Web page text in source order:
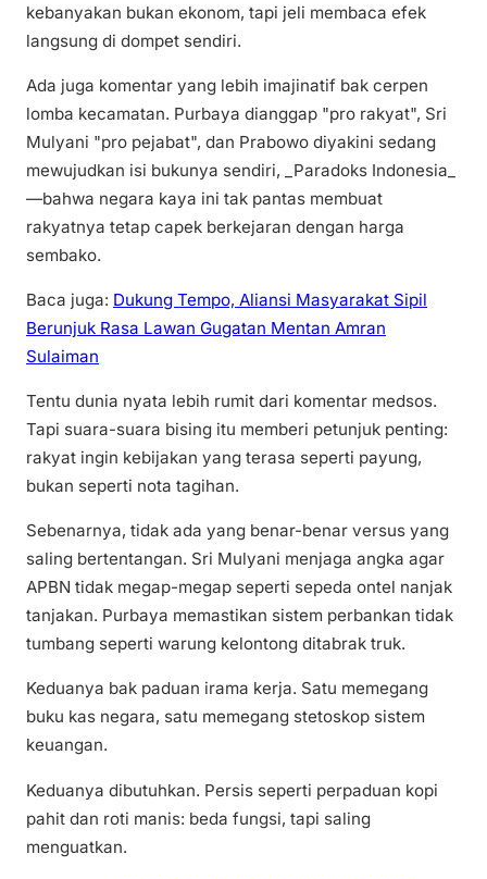
kebanyakan bukan ekonom, tapi jeli membaca efek
langsung di dompet sendiri.
Ada juga komentar yang lebih imajinatif bak cerpen
lomba kecamatan. Purbaya dianggap "pro rakyat", Sri
Mulyani "pro pejabat", dan Prabowo diyakini sedang
mewujudkan isi bukunya sendiri, _Paradoks Indonesia_
—bahwa negara kaya ini tak pantas membuat
rakyatnya tetap capek berkejaran dengan harga
sembako.
Baca juga: Dukung Tempo, Aliansi Masyarakat Sipil
Berunjuk Rasa Lawan Gugatan Mentan Amran
Sulaiman
Tentu dunia nyata lebih rumit dari komentar medsos.
Tapi suara-suara bising itu memberi petunjuk penting:
rakyat ingin kebijakan yang terasa seperti payung,
bukan seperti nota tagihan.
Sebenarnya, tidak ada yang benar-benar versus yang
saling bertentangan. Sri Mulyani menjaga angka agar
APBN tidak megap-megap seperti sepeda ontel nanjak
tanjakan. Purbaya memastikan sistem perbankan tidak
tumbang seperti warung kelontong ditabrak truk.
Keduanya bak paduan irama kerja. Satu memegang
buku kas negara, satu memegang stetoskop sistem
keuangan.
Keduanya dibutuhkan. Persis seperti perpaduan kopi
pahit dan roti manis: beda fungsi, tapi saling
menguatkan.